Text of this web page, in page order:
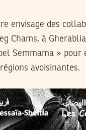
envisage des
Chams, à
Semmama » pour
avoisinantes.